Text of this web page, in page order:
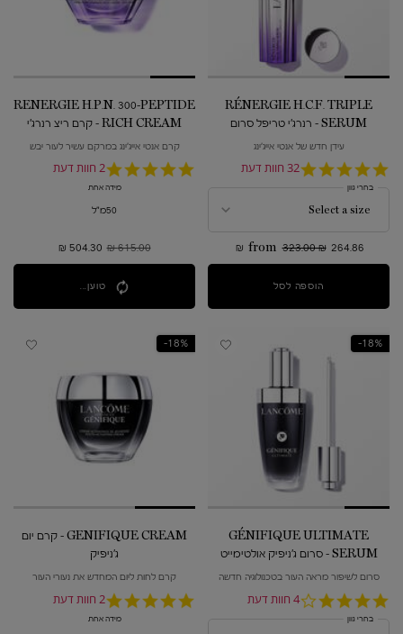
RÉNERGIE H.C.F. TRIPLE
SERUM - רנרג'י טריפל סרום
עידן חדש של אנטי אייג'ינג
4.8
star
32 חוות דעת
בחרי גוון
from 323.00 ₪ 264.86 ₪
הוספה לסלRÉNERGIE H.C.F. TRIPLE SERUM - רנרג'י טריפל סרום
RENERGIE H.P.N. 300-PEPTIDE
RICH CREAM - קרם ריצ רנרג'י
H.P.N. 300 פפטידים
קרם אנטי אייג'ינג במרקם עשיר לעור יבש
5.0
2 חוות דעת
מידה אחת
50מ"ל
מחיר קודם
615.00 ₪ מחיר חדש
504.30 ₪
טוען...
18%-
GÉNIFIQUE ULTIMATE
SERUM - סרום ג'ניפיק אולטימייט
סרום לשיפור מראה העור בטכנולוגיה חדשה
4.0
star
4 חוות דעת
בחרי גוון
18%-
GENIFIQUE CREAM - קרם יום
ג'ניפיק
קרם לחות ליום המחדש את נעורי העור
5.0
2 חוות דעת
מידה אחת